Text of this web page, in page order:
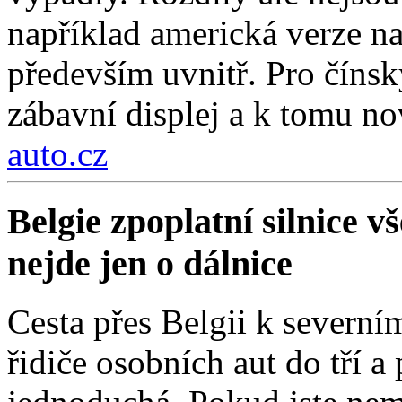
například americká verze
především uvnitř. Pro
zábavní displej a k tomu
auto.cz
Belgie zpoplatní silnice
nejde jen o dálnice
Cesta přes Belgii k
řidiče osobních aut do tří